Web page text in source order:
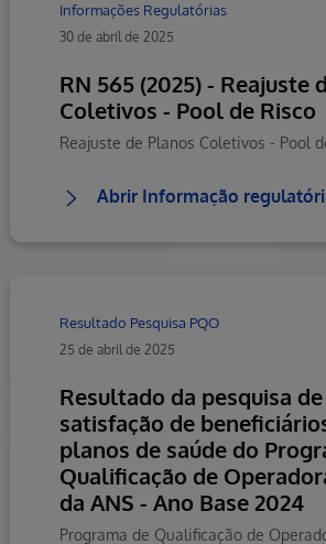
Informações Regulatórias
30 de abril de 2025
RN 565 (2025) - Reajuste
Coletivos - Pool de Risco
Reajuste de Planos Coletivos - Pool
Abrir Informação
Resultado Pesquisa PQO
25 de abril de 2025
Resultado da pesquisa de
satisfação de
planos de saúde do
Qualificação de
da ANS - Ano Base 2024